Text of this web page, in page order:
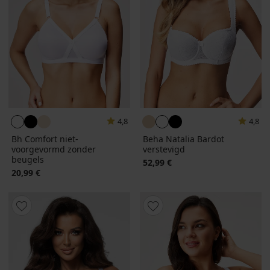
4,8
Bh Comfort niet-
voorgevormd zonder
beugels
20,99 €
4,8
Beha Natalia Bardot
verstevigd
52,99 €